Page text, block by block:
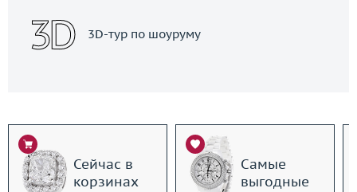
3D-тур по шоуруму
Сейчас в
корзинах
Самые
выгодные